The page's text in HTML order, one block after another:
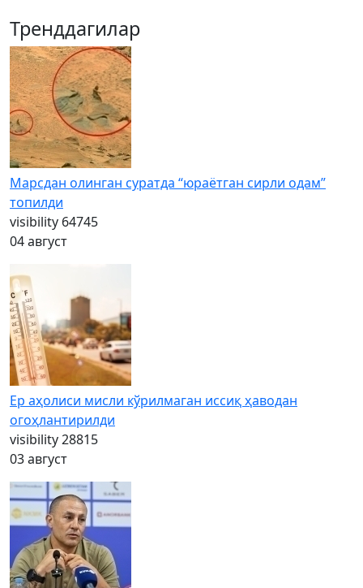
Тренддагилар
Марсдан олинган суратда “юраётган сирли одам”
топилди
visibility 64745
04 август
Ер аҳолиси мисли кўрилмаган иссиқ ҳаводан
огоҳлантирилди
visibility28815
03 август